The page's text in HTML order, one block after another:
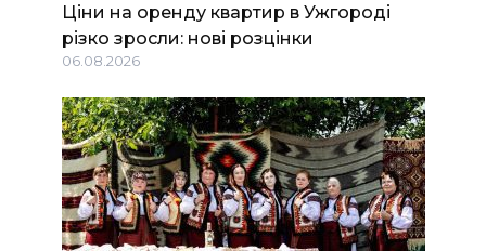
Ціни на оренду квартир в Ужгороді
різко зросли: нові розцінки
06.08.2026